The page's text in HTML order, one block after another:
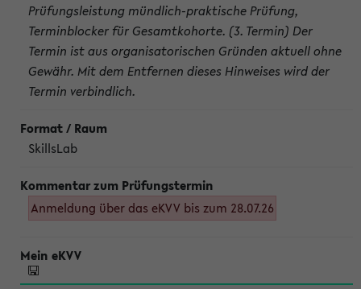
Prüfungsleistung mündlich-praktische Prüfung,
Terminblocker für Gesamtkohorte. (3. Termin) Der
Termin ist aus organisatorischen Gründen aktuell ohne
Gewähr. Mit dem Entfernen dieses Hinweises wird der
Termin verbindlich.
SkillsLab
Anmeldung über das eKVV bis zum 28.07.26